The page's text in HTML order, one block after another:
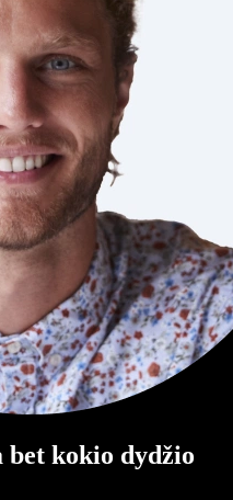
bet kokio dydžio